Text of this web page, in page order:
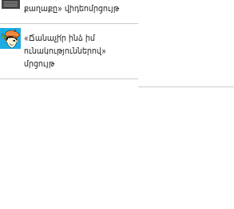
քաղաքը» վիդեոմրցույթ
«Ճանաչի՛ր ինձ իմ
ունակություններով»
մրցույթ